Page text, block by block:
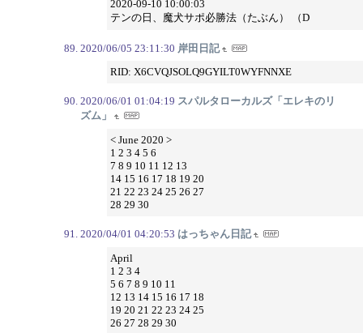
2020-09-10 10:00:03
テンの日、魔犬サポ必勝法（たぶん） （D
2020/06/05 23:11:30 岸田日記
RID: X6CVQJSOLQ9GYILT0WYFNNXE
2020/06/01 01:04:19 スパルタローカルズ「エレキのリ
ズム」
< June 2020 >
1 2 3 4 5 6
7 8 9 10 11 12 13
14 15 16 17 18 19 20
21 22 23 24 25 26 27
28 29 30
2020/04/01 04:20:53 はっちゃん日記
April
1 2 3 4
5 6 7 8 9 10 11
12 13 14 15 16 17 18
19 20 21 22 23 24 25
26 27 28 29 30